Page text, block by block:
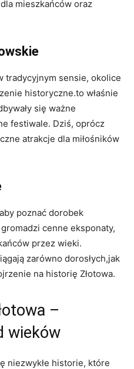
mieszkańców oraz
tradycyjnym ‍sensie, okolice
​historyczne.to‌ właśnie‍
się ważne
festiwale. Dziś, oprócz
atrakcje dla miłośników
poznać dorobek
⁤cenne eksponaty,
przez wieki.
zarówno dorosłych,jak
na historię Złotowa.
–
wieków
niezwykłe historie, które